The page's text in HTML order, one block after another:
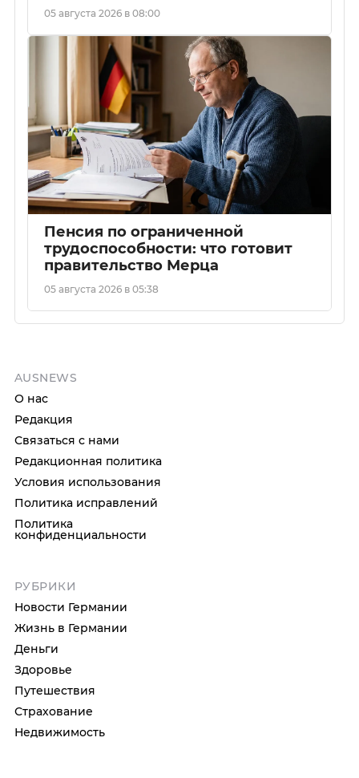
05 августа 2026 в 08:00
Пенсия по ограниченной
трудоспособности: что готовит
правительство Мерца
05 августа 2026 в 05:38
AUSNEWS
О нас
Редакция
Связаться с нами
Редакционная политика
Условия использования
Политика исправлений
Политика
конфиденциальности
РУБРИКИ
Новости Германии
Жизнь в Германии
Деньги
Здоровье
Путешествия
Страхование
Недвижимость